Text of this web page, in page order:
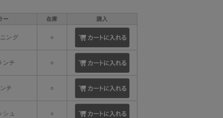
ー 在庫 購入
ング ○
ンチ ○
チ ○
シュ ○